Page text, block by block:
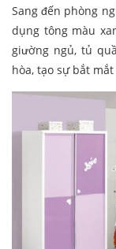
Sang đến phòng
dụng tông màu
giường ngủ, tủ
hòa, tạo sự bắt